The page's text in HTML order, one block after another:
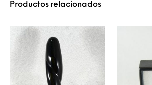
Productos relacionados